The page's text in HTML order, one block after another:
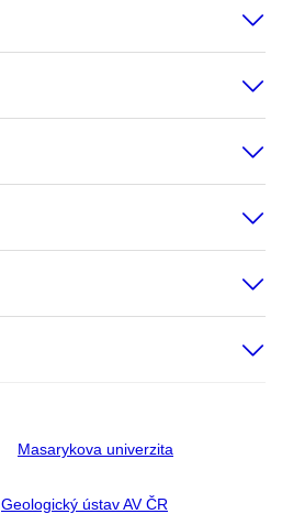
Masarykova univerzita
Geologický ústav AV ČR